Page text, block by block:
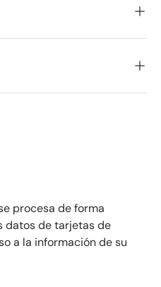
procesa de forma
datos de tarjetas de
a la información de su